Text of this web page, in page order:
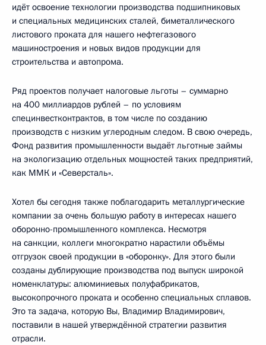
идёт освоение технологии производства подшипниковых
и специальных медицинских сталей, биметаллического
листового проката для нашего нефтегазового
машиностроения и новых видов продукции для
строительства и автопрома.
Ряд проектов получает налоговые льготы – суммарно
на 400 миллиардов рублей – по условиям
специнвестконтрактов, в том числе по созданию
производств с низким углеродным следом. В свою очередь,
Фонд развития промышленности выдаёт льготные займы
на экологизацию отдельных мощностей таких предприятий,
как ММК и «Северсталь».
Хотел бы сегодня также поблагодарить металлургические
компании за очень большую работу в интересах нашего
оборонно-промышленного комплекса. Несмотря
на санкции, коллеги многократно нарастили объёмы
отгрузок своей продукции в «оборонку». Для этого были
созданы дублирующие производства под выпуск широкой
номенклатуры: алюминиевых полуфабрикатов,
высокопрочного проката и особенно специальных сплавов.
Это та задача, которую Вы, Владимир Владимирович,
поставили в нашей утверждённой стратегии развития
отрасли.